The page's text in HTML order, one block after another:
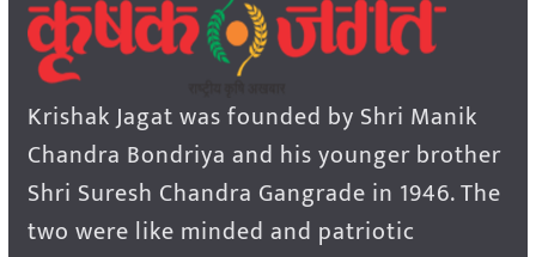
Krishak Jagat was founded by Shri Manik
Chandra Bondriya and his younger brother
Shri Suresh Chandra Gangrade in 1946. The
two were like minded and patriotic